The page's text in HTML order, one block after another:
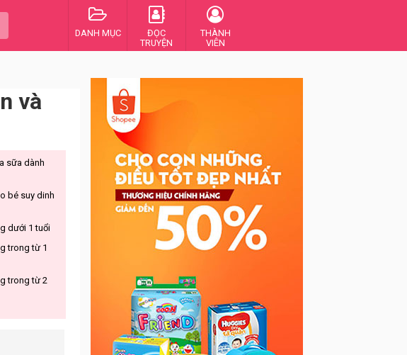
DANH MỤC
ĐỌC
TRUYỆN
THÀNH
VIÊN
và
sữa dành
bé suy dinh
dưới 1 tuổi
trong từ 1
trong từ 2